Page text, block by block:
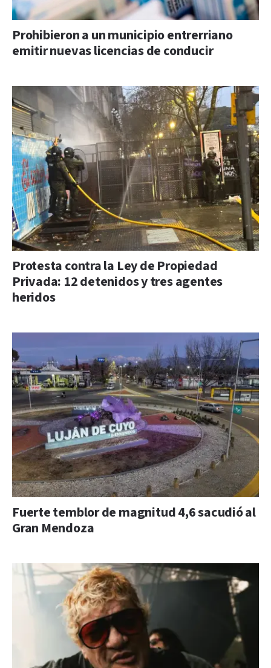
Prohibieron a un municipio entrerriano
emitir nuevas licencias de conducir
Protesta contra la Ley de Propiedad
Privada: 12 detenidos y tres agentes
heridos
Fuerte temblor de magnitud 4,6 sacudió al
Gran Mendoza